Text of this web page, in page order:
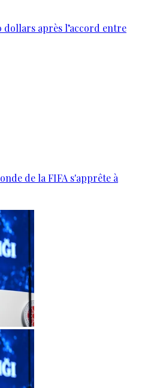
dollars après l’accord entre
de la FIFA s'apprête à